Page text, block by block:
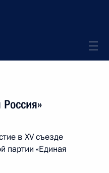
в XV съезде
партии «Единая